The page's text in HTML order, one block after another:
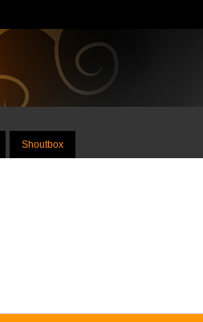
Shoutbox